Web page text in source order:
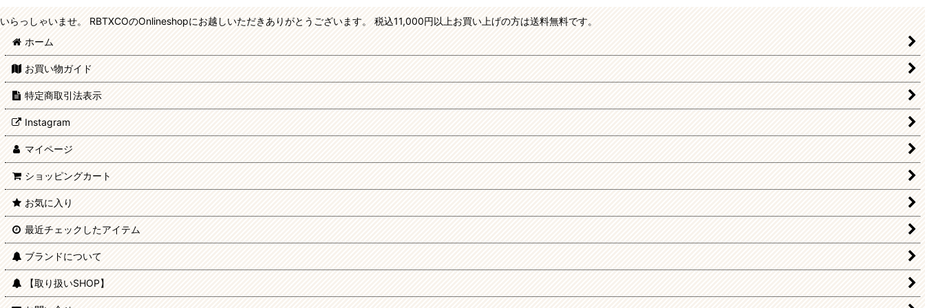
いらっしゃいませ。 RBTXCOのOnlineshopにお越しいただきありがとうございます。 税込11,000円以上お買い上げの方は送料無料です。
ホーム
お買い物ガイド
特定商取引法表示
Instagram
マイページ
ショッピングカート
お気に入り
最近チェックしたアイテム
ブランドについて
【取り扱いSHOP】